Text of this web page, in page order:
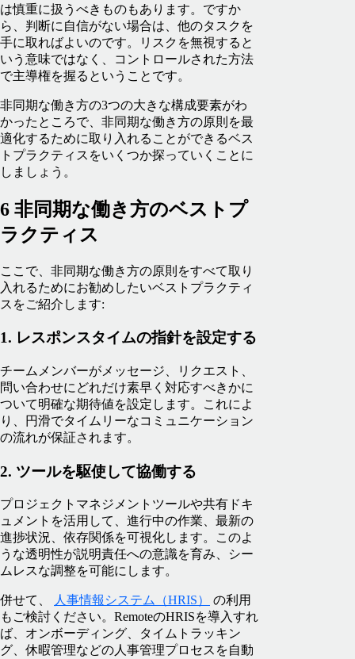
は慎重に扱うべきものもあります。ですか
ら、判断に自信がない場合は、他のタスクを
手に取ればよいのです。リスクを無視すると
いう意味ではなく、コントロールされた方法
で主導権を握るということです。
非同期な働き方の3つの大きな構成要素がわ
かったところで、非同期な働き方の原則を最
適化するために取り入れることができるベス
トプラクティスをいくつか探っていくことに
しましょう。
6 非同期な働き方のベストプ
ラクティス
ここで、非同期な働き方の原則をすべて取り
入れるためにお勧めしたいベストプラクティ
スをご紹介します:
1. レスポンスタイムの指針を設定する
チームメンバーがメッセージ、リクエスト、
問い合わせにどれだけ素早く対応すべきかに
ついて明確な期待値を設定します。これによ
り、円滑でタイムリーなコミュニケーション
の流れが保証されます。
2. ツールを駆使して協働する
プロジェクトマネジメントツールや共有ドキ
ュメントを活用して、進行中の作業、最新の
進捗状況、依存関係を可視化します。このよ
うな透明性が説明責任への意識を育み、シー
ムレスな調整を可能にします。
併せて、 人事情報システム（HRIS）
の利用
もご検討ください。RemoteのHRISを導入すれ
ば、オンボーディング、タイムトラッキン
グ、休暇管理などの人事管理プロセスを自動